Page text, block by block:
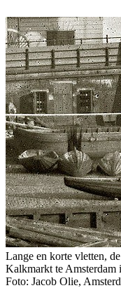
Lange en korte vletten,
Kalkmarkt te Amsterdam
Foto: Jacob Olie,